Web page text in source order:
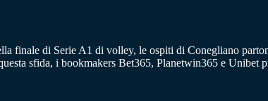
finale di Serie A1 di volley, le ospiti di Conegliano
sfida, i bookmakers Bet365, Planetwin365 e Unibet